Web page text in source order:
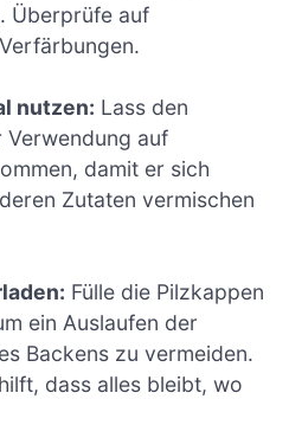
Überprüfe auf
nutzen: Lass den
auf
damit er sich
Zutaten vermischen
Fülle die Pilzkappen
ein Auslaufen der
Backens zu vermeiden.
dass alles bleibt, wo